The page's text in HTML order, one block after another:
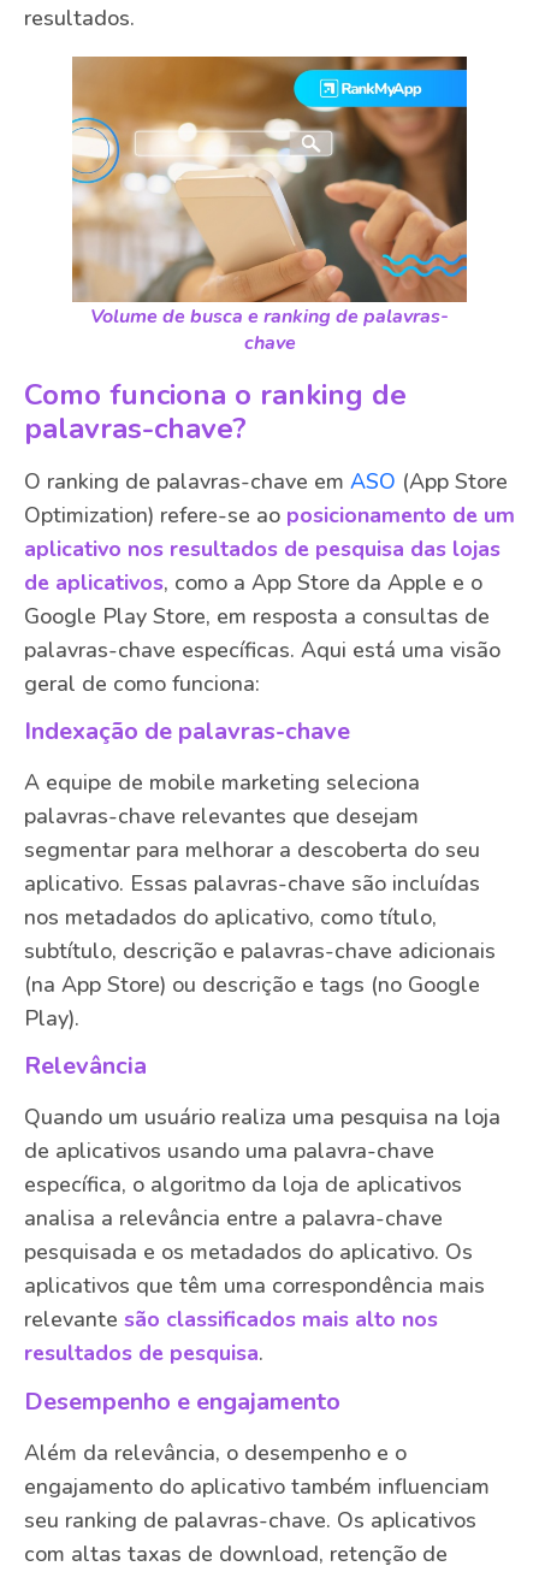
resultados.
Volume de busca e ranking de palavras-
chave
Como funciona o ranking de
palavras-chave?
O ranking de palavras-chave em ASO (App Store
Optimization) refere-se ao posicionamento de um
aplicativo nos resultados de pesquisa das lojas
de aplicativos, como a App Store da Apple e o
Google Play Store, em resposta a consultas de
palavras-chave específicas. Aqui está uma visão
geral de como funciona:
Indexação de palavras-chave
A equipe de mobile marketing seleciona
palavras-chave relevantes que desejam
segmentar para melhorar a descoberta do seu
aplicativo. Essas palavras-chave são incluídas
nos metadados do aplicativo, como título,
subtítulo, descrição e palavras-chave adicionais
(na App Store) ou descrição e tags (no Google
Play).
Relevância
Quando um usuário realiza uma pesquisa na loja
de aplicativos usando uma palavra-chave
específica, o algoritmo da loja de aplicativos
analisa a relevância entre a palavra-chave
pesquisada e os metadados do aplicativo. Os
aplicativos que têm uma correspondência mais
relevante são classificados mais alto nos
resultados de pesquisa.
Desempenho e engajamento
Além da relevância, o desempenho e o
engajamento do aplicativo também influenciam
seu ranking de palavras-chave. Os aplicativos
com altas taxas de download, retenção de